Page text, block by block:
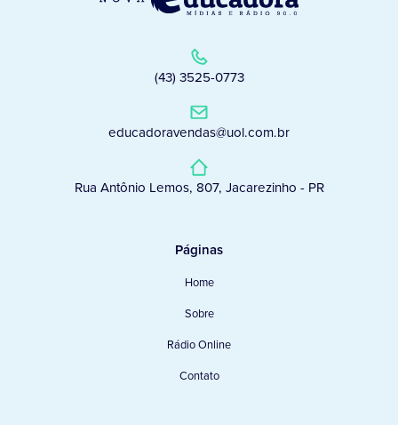
(43) 3525-0773
educadoravendas@uol.com.br
Rua Antônio Lemos, 807, Jacarezinho - PR
Páginas
Home
Sobre
Rádio Online
Contato